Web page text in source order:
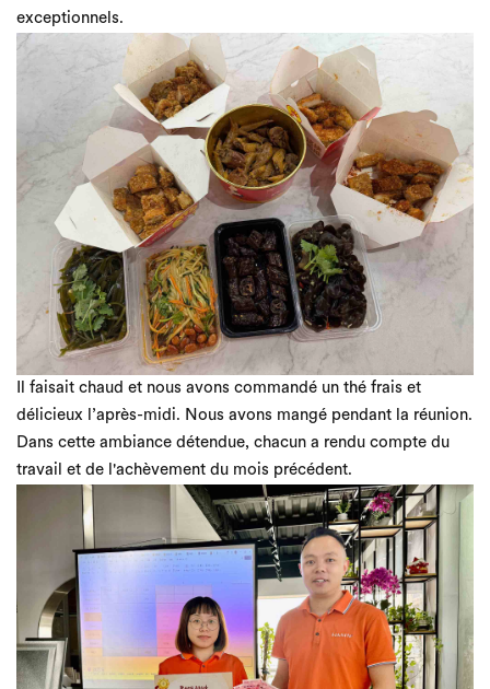
exceptionnels.
Il faisait chaud et nous avons commandé un thé frais et
délicieux l’après-midi. Nous avons mangé pendant la réunion.
Dans cette ambiance détendue, chacun a rendu compte du
travail et de l'achèvement du mois précédent.